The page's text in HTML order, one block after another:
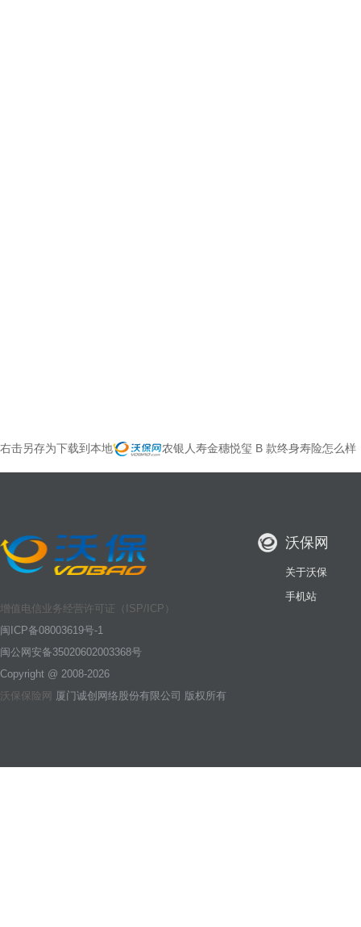
右击另存为下载到本地 农银人寿金穗悦玺 B 款终身寿险怎么样
增值电信业务经营许可证（ISP/ICP）
闽ICP备08003619号-1
闽公网安备35020602003368号
Copyright @ 2008-2026
沃保保险网 厦门诚创网络股份有限公司 版权所有
沃保网
关于沃保
手机站